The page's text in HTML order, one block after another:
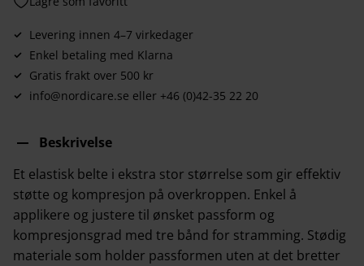
Lagre som favoritt
Levering innen 4–7 virkedager
Enkel betaling med Klarna
Gratis frakt over 500 kr
info@nordicare.se eller +46 (0)42-35 22 20
Beskrivelse
Et elastisk belte i ekstra stor størrelse som gir effektiv
støtte og kompresjon på overkroppen. Enkel å
applikere og justere til ønsket passform og
kompresjonsgrad med tre bånd for stramming. Stødig
materiale som holder passformen uten at det bretter